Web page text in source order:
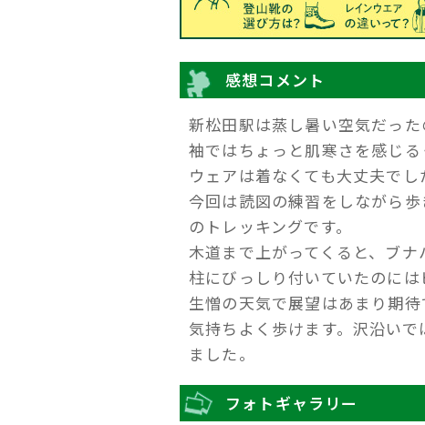
感想コメント
新松田駅は蒸し暑い空気だっ
袖ではちょっと肌寒さを感じ
ウェアは着なくても大丈夫でし
今回は読図の練習をしながら
のトレッキングです。
木道まで上がってくると、ブ
柱にびっしり付いていたのには
生憎の天気で展望はあまり期
気持ちよく歩けます。沢沿い
ました。
フォトギャラリー